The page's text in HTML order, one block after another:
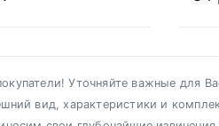
Уточняйте важные для
вид, характеристики и